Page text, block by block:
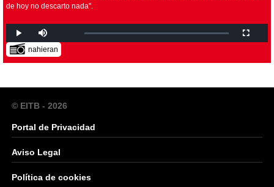
de hoy no descarto nada".
nahieran
© EITB - 2026
Portal de Privacidad
Aviso Legal
Política de cookies